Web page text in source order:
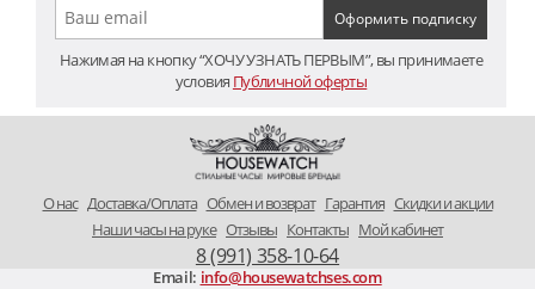
Нажимая на кнопку “ХОЧУ УЗНАТЬ ПЕРВЫМ”, вы принимаете
условия Публичной оферты
O нас Доставка/Оплата Обмен и возврат Гарантия Скидки и акции
Наши часы на руке Отзывы Контакты Мой кабинет
8 (991) 358-10-64
Email: info@housewatchses.com